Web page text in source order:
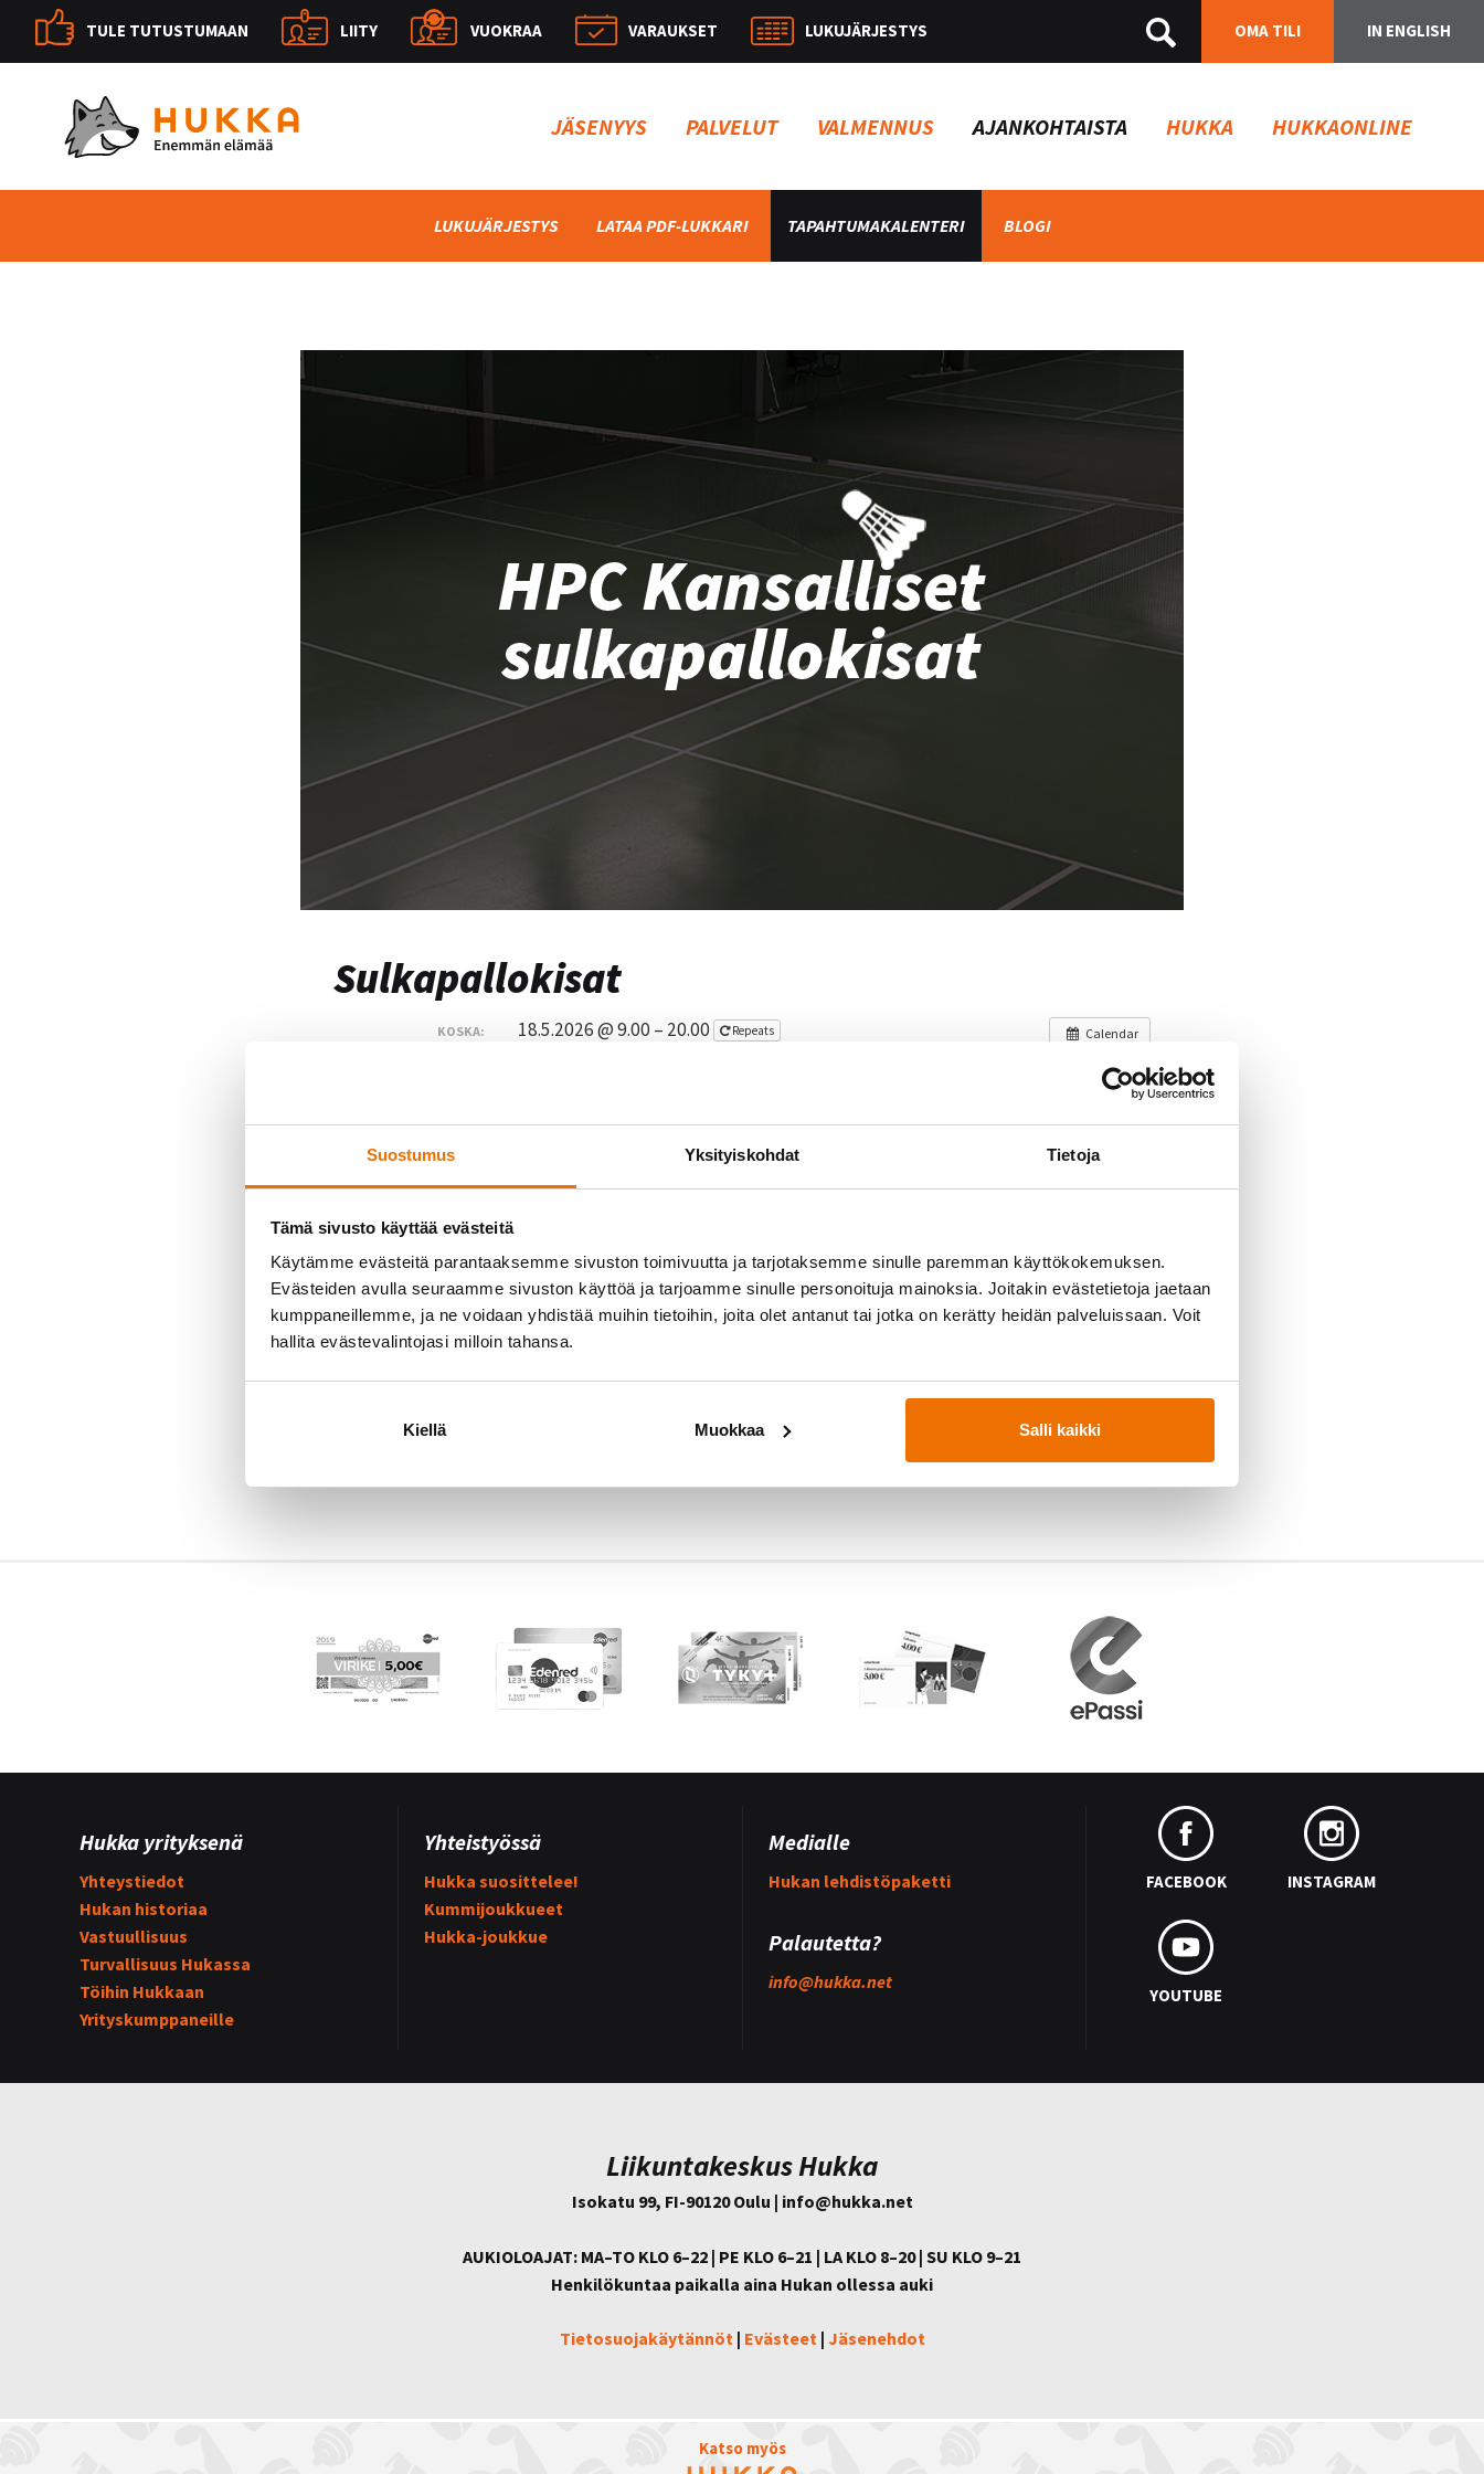
Suostumus Yksityiskohdat Tietoja
Tämä sivusto käyttää evästeitä
Käytämme evästeitä parantaaksemme sivuston toimivuutta ja tarjotaksemme sinulle paremman käyttökokemuksen.
Evästeiden avulla seuraamme sivuston käyttöä ja tarjoamme sinulle personoituja mainoksia. Joitakin evästetietoja jaetaan
kumppaneillemme, ja ne voidaan yhdistää muihin tietoihin, joita olet antanut tai jotka on kerätty heidän palveluissaan. Voit
hallita evästevalintojasi milloin tahansa.
Kiellä Muokkaa Salli kaikki
TULE TUTUSTUMAAN LIITY VUOKRAA VARAUKSET LUKUJÄRJESTYS OMA TILI IN ENGLISH
JÄSENYYS PALVELUT VALMENNUS AJANKOHTAISTA HUKKA HUKKAONLINE
LUKUJÄRJESTYS LATAA PDF-LUKKARI TAPAHTUMAKALENTERI BLOGI
Sulkapallokisat
Calendar
KOSKA: 18.5.2026 @ 9.00 – 20.00 Repeats
Pelit pyörivät lauantaina ja sunnuntaina klo 9–20. Tule paikan päälle katsomaan ja
kannustamaan!
Tapahtuman tiedot:
Ajankohta:23.–24.5.2026 Liikuntakeskus Hukka
Ilmoittautuminen: Kisainfo sekä ilmoittautuminen täältä. Ilmoittautumisaika päättyy ti 12. touko 23.59
Hukka yrityksenä
Yhteystiedot
Hukan historiaa
Vastuullisuus
Turvallisuus Hukassa
Töihin Hukkaan
Yrityskumppaneille
Yhteistyössä
Hukka suosittelee!
Kummijoukkueet
Hukka-joukkue
Medialle
Hukan lehdistöpaketti
Palautetta?
info@hukka.net
FACEBOOK INSTAGRAM
YOUTUBE
Liikuntakeskus Hukka
Isokatu 99, FI-90120 Oulu | info@hukka.net
AUKIOLOAJAT: MA–TO KLO 6–22 | PE KLO 6–21 | LA KLO 8–20 | SU KLO 9–21
Henkilökuntaa paikalla aina Hukan ollessa auki
Tietosuojakäytännöt | Evästeet | Jäsenehdot
Katso myös